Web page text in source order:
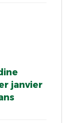
janvier